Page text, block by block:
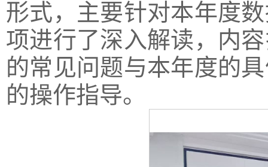
形式，主要针对本年度
项进行了深入解读，内
的常见问题与本年度的
的操作指导。